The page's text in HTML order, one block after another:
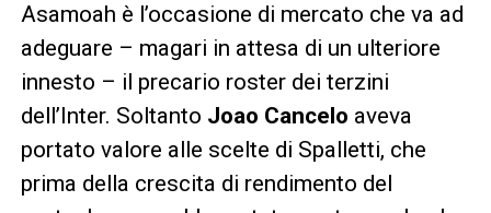
Asamoah è l’occasione di mercato che va ad
adeguare – magari in attesa di un ulteriore
innesto – il precario roster dei terzini
dell’Inter. Soltanto Joao Cancelo aveva
portato valore alle scelte di Spalletti, che
prima della crescita di rendimento del